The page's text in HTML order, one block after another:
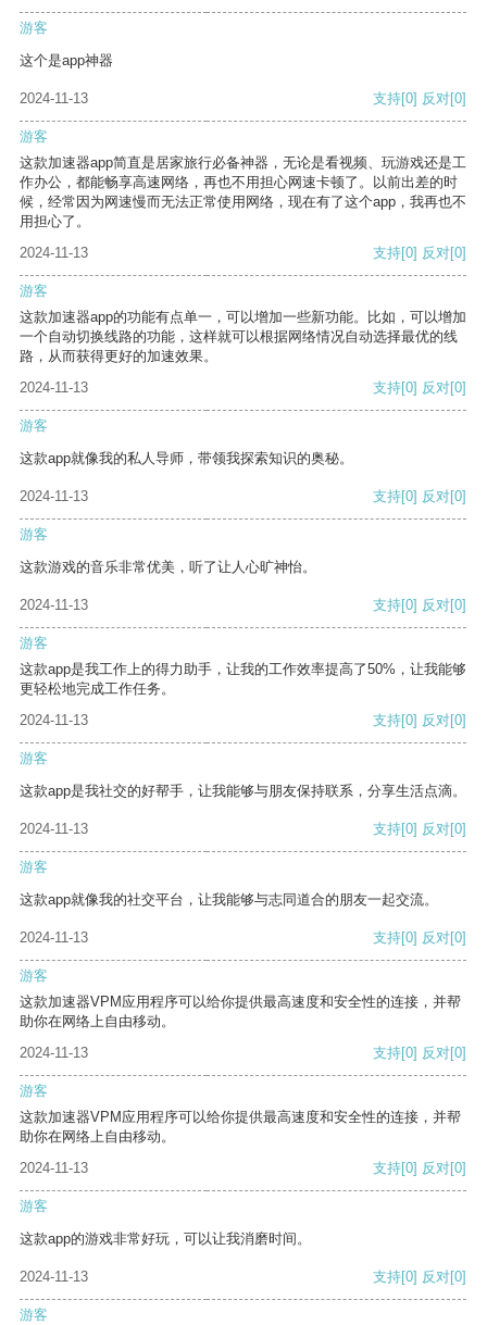
游客
这个是app神器
2024-11-13 支持[0] 反对[0]
游客
这款加速器app简直是居家旅行必备神器，无论是看视频、玩游戏还是工
作办公，都能畅享高速网络，再也不用担心网速卡顿了。以前出差的时
候，经常因为网速慢而无法正常使用网络，现在有了这个app，我再也不
用担心了。
2024-11-13
支持[0] 反对[0]
游客
这款加速器app的功能有点单一，可以增加一些新功能。比如，可以增加
一个自动切换线路的功能，这样就可以根据网络情况自动选择最优的线
路，从而获得更好的加速效果。
2024-11-13
支持[0] 反对[0]
游客
这款app就像我的私人导师，带领我探索知识的奥秘。
2024-11-13 支持[0] 反对[0]
游客
这款游戏的音乐非常优美，听了让人心旷神怡。
2024-11-13 支持[0] 反对[0]
游客
这款app是我工作上的得力助手，让我的工作效率提高了50%，让我能够
更轻松地完成工作任务。
2024-11-13
支持[0] 反对[0]
游客
这款app是我社交的好帮手，让我能够与朋友保持联系，分享生活点滴。
2024-11-13 支持[0] 反对[0]
游客
这款app就像我的社交平台，让我能够与志同道合的朋友一起交流。
2024-11-13 支持[0] 反对[0]
游客
这款加速器VPM应用程序可以给你提供最高速度和安全性的连接，并帮
助你在网络上自由移动。
2024-11-13
支持[0] 反对[0]
游客
这款加速器VPM应用程序可以给你提供最高速度和安全性的连接，并帮
助你在网络上自由移动。
2024-11-13
支持[0] 反对[0]
游客
这款app的游戏非常好玩，可以让我消磨时间。
2024-11-13 支持[0] 反对[0]
游客